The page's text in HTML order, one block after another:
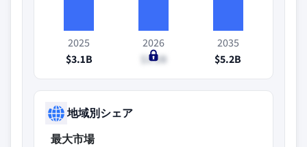
2025
$3.1B
2026
$3.2B
2035
$5.2B
地域別シェア
最大市場